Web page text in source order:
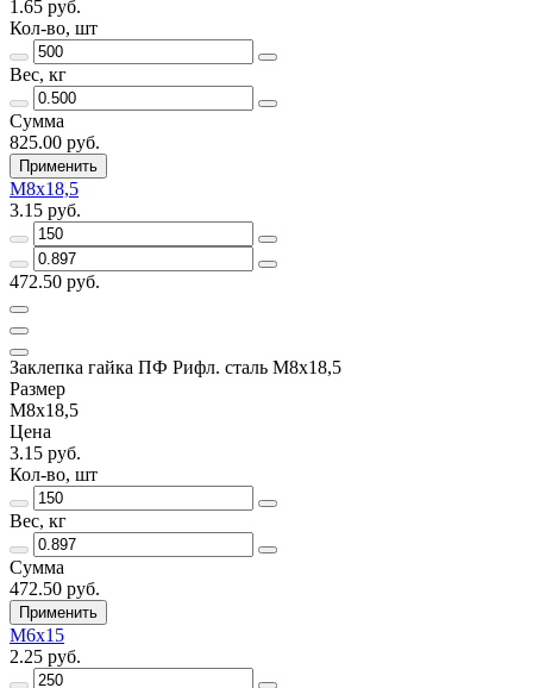
1.65 руб.
Кол-во, шт
Вес, кг
Сумма
825.00 руб.
Применить
М8х18,5
3.15 руб.
472.50 руб.
Заклепка гайка ПФ Рифл. сталь М8х18,5
Размер
М8х18,5
Цена
3.15 руб.
Кол-во, шт
Вес, кг
Сумма
472.50 руб.
Применить
М6х15
2.25 руб.